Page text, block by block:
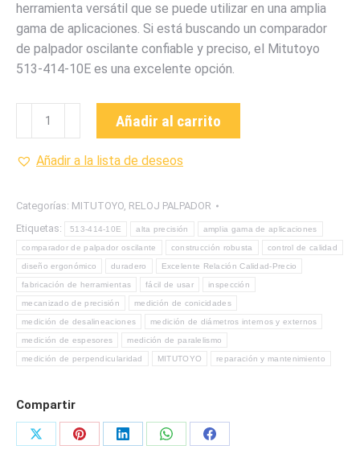
herramienta versátil que se puede utilizar en una amplia
gama de aplicaciones. Si está buscando un comparador
de palpador oscilante confiable y preciso, el Mitutoyo
513-414-10E es una excelente opción.
10E
MARCA
MITUTOYO
cantidad
Añadir al carrito
Añadir a la lista de deseos
Categorías: MITUTOYO, RELOJ PALPADOR
Etiquetas:
513-414-10E alta precisión amplia gama de aplicaciones
comparador de palpador oscilante construcción robusta control de calidad
diseño ergonómico duradero Excelente Relación Calidad-Precio
fabricación de herramientas fácil de usar inspección
mecanizado de precisión medición de conicidades
medición de desalineaciones medición de diámetros internos y externos
medición de espesores medición de paralelismo
medición de perpendicularidad MITUTOYO reparación y mantenimiento
Compartir
Share
Share
Share
Share
Share